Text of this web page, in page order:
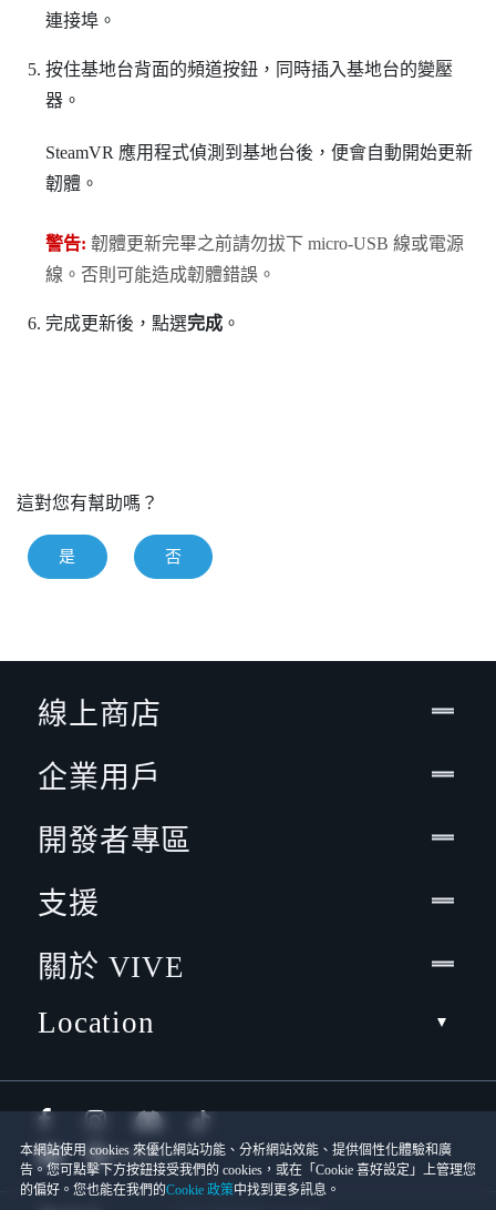
連接埠。
按住基地台背面的頻道按鈕，同時插入基地台的變壓
器。
SteamVR 應用程式偵測到基地台後，便會自動開始更新
韌體。
警告: 韌體更新完畢之前請勿拔下 micro-USB 線或電源
線。否則可能造成韌體錯誤。
完成更新後，點選完成。
這對您有幫助嗎？
是 否
本網站使用 cookies 來優化網站功能、分析網站效能、提供個性化體驗和廣
告。您可點擊下方按鈕接受我們的 cookies，或在「Cookie 喜好設定」上管理您
的偏好。您也能在我們的Cookie 政策中找到更多訊息。
線上商店
企業用戶
開發者專區
支援
關於 VIVE
Location